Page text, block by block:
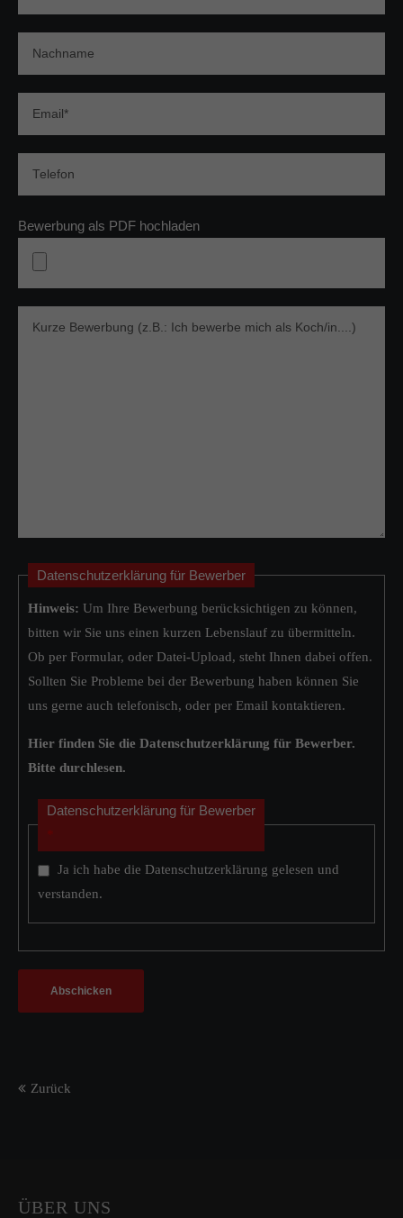
Bewerbung als PDF hochladen
Datenschutzerklärung für Bewerber
Hinweis: Um Ihre Bewerbung berücksichtigen zu können,
bitten wir Sie uns einen kurzen Lebenslauf zu übermitteln.
Ob per Formular, oder Datei-Upload, steht Ihnen dabei offen.
Sollten Sie Probleme bei der Bewerbung haben können Sie
uns gerne auch telefonisch, oder per Email kontaktieren.
Hier finden Sie die Datenschutzerklärung für Bewerber.
Bitte durchlesen.
Datenschutzerklärung für Bewerber
*
Ja ich habe die Datenschutzerklärung gelesen und
verstanden.
Abschicken
Zurück
ÜBER UNS